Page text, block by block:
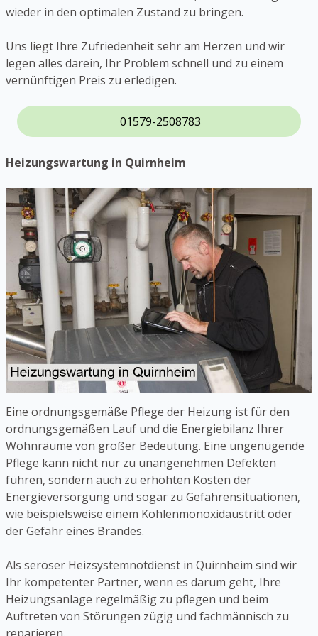
wieder in den optimalen Zustand zu bringen.
Uns liegt Ihre Zufriedenheit sehr am Herzen und wir
legen alles darein, Ihr Problem schnell und zu einem
vernünftigen Preis zu erledigen.
01579-2508783
Heizungswartung in Quirnheim
Eine ordnungsgemäße Pflege der Heizung ist für den
ordnungsgemäßen Lauf und die Energiebilanz Ihrer
Wohnräume von großer Bedeutung. Eine ungenügende
Pflege kann nicht nur zu unangenehmen Defekten
führen, sondern auch zu erhöhten Kosten der
Energieversorgung und sogar zu Gefahrensituationen,
wie beispielsweise einem Kohlenmonoxidaustritt oder
der Gefahr eines Brandes.
Als seröser Heizsystemnotdienst in Quirnheim sind wir
Ihr kompetenter Partner, wenn es darum geht, Ihre
Heizungsanlage regelmäßig zu pflegen und beim
Auftreten von Störungen zügig und fachmännisch zu